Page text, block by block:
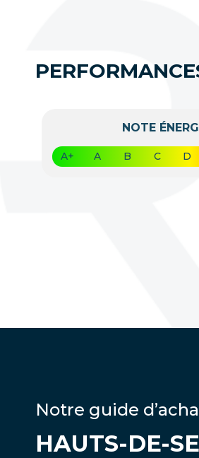
NOTE
A+ A B C D
Notre guide
HAUTS-DE-